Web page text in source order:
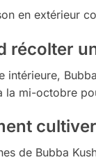
en extérieur
récolter
intérieure,
la mi-octobre
de Bubba